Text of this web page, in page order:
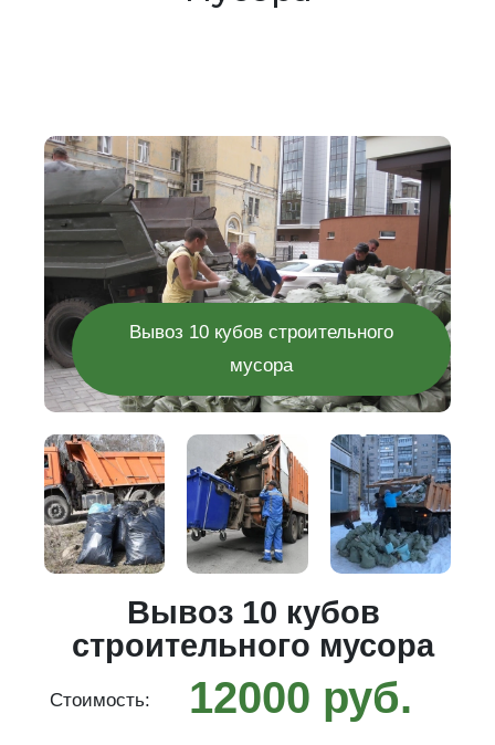
Вывоз 10 кубов строительного
мусора
Вывоз 10 кубов
строительного мусора
Стоимость: 12000 руб.